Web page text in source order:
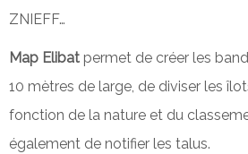
ZNIEFF…
Map Elibat permet de créer les
10 mètres de large, de diviser les
fonction de la nature et du
également de notifier les talus.